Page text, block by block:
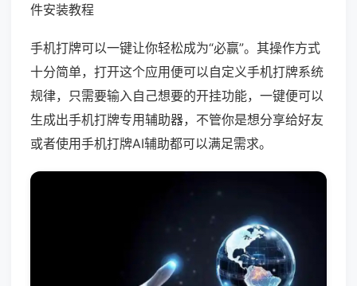
件安装教程
手机打牌可以一键让你轻松成为“必赢”。其操作方式
十分简单，打开这个应用便可以自定义手机打牌系统
规律，只需要输入自己想要的开挂功能，一键便可以
生成出手机打牌专用辅助器，不管你是想分享给好友
或者使用手机打牌AI辅助都可以满足需求。